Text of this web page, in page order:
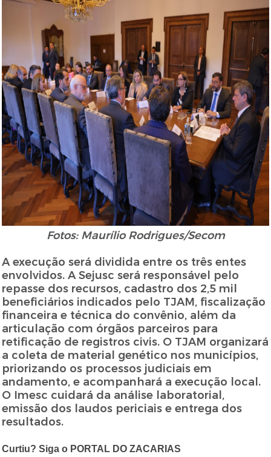
Fotos: Maurílio Rodrigues/Secom
A execução será dividida entre os três entes
envolvidos. A Sejusc será responsável pelo
repasse dos recursos, cadastro dos 2,5 mil
beneficiários indicados pelo TJAM, fiscalização
financeira e técnica do convênio, além da
articulação com órgãos parceiros para
retificação de registros civis. O TJAM organizará
a coleta de material genético nos municípios,
priorizando os processos judiciais em
andamento, e acompanhará a execução local.
O Imesc cuidará da análise laboratorial,
emissão dos laudos periciais e entrega dos
resultados.
Curtiu? Siga o PORTAL DO ZACARIAS